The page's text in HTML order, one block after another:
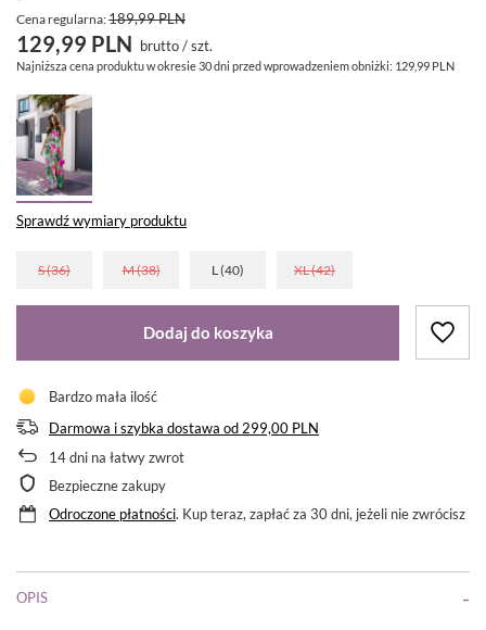
Cena regularna:189,99 PLN
129,99 PLN brutto/szt.
Najniższa cena produktu w okresie 30 dni przed wprowadzeniem obniżki: 129,99 PLN
Sprawdź wymiary produktu
S (36) M (38) L (40) XL (42)
Dodaj do koszyka
Bardzo mała ilość
Darmowa i szybka dostawa od 299,00 PLN
14dni na łatwy zwrot
Bezpieczne zakupy
Odroczone płatności. Kup teraz, zapłać za 30 dni, jeżeli nie zwrócisz
OPIS